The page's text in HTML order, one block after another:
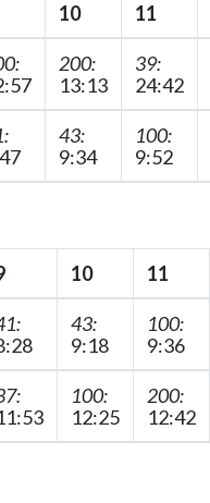
10 11
200:
13:13
39:
24:42
43:
9:34
100:
9:52
10 11
43:
9:18
100:
9:36
100:
12:25
200:
12:42